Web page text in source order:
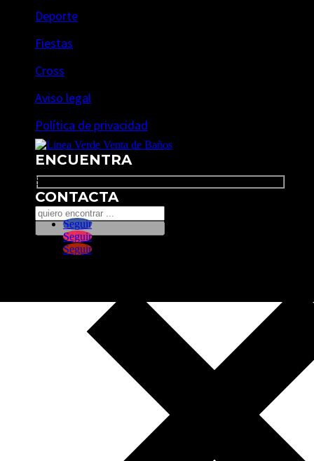
Deporte
Fiestas
Cross
Aviso legal
Política de privacidad
ENCUENTRA
Search
CONTACTA
Seguir
Seguir
Seguir